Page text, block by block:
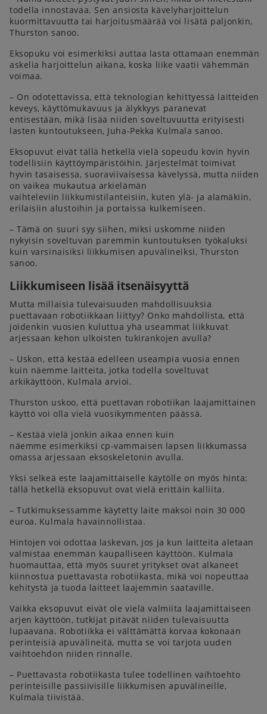
todella innostavaa. Sen ansiosta kävelyharjoittelun
kuormittavuutta tai harjoitusmäärää voi lisätä paljonkin,
Thurston sanoo.
Eksopuku voi esimerkiksi auttaa lasta ottamaan enemmän
askelia harjoittelun aikana, koska liike vaatii vähemmän
voimaa.
– On odotettavissa, että teknologian kehittyessä laitteiden
keveys, käyttömukavuus ja älykkyys paranevat
entisestään, mikä lisää niiden soveltuvuutta erityisesti
lasten kuntoutukseen, Juha-Pekka Kulmala sanoo.
Eksopuvut eivät tällä hetkellä vielä sopeudu kovin hyvin
todellisiin käyttöympäristöihin. Järjestelmät toimivat
hyvin tasaisessa, suoraviivaisessa kävelyssä, mutta niiden
on vaikea mukautua arkielämän
vaihteleviin liikkumistilanteisiin, kuten ylä- ja alamäkiin,
erilaisiin alustoihin ja portaissa kulkemiseen.
– Tämä on suuri syy siihen, miksi uskomme niiden
nykyisin soveltuvan paremmin kuntoutuksen työkaluksi
kuin varsinaisiksi liikkumisen apuvälineiksi, Thurston
sanoo.
Liikkumiseen lisää itsenäisyyttä
Mutta millaisia tulevaisuuden mahdollisuuksia
puettavaan robotiikkaan liittyy? Onko mahdollista, että
joidenkin vuosien kuluttua yhä useammat liikkuvat
arjessaan kehon ulkoisten tukirankojen avulla?
– Uskon, että kestää edelleen useampia vuosia ennen
kuin näemme laitteita, jotka todella soveltuvat
arkikäyttöön, Kulmala arvioi.
Thurston uskoo, että puettavan robotiikan laajamittainen
käyttö voi olla vielä vuosikymmenten päässä.
– Kestää vielä jonkin aikaa ennen kuin
näemme esimerkiksi cp-vammaisen lapsen liikkumassa
omassa arjessaan eksoskeletonin avulla.
Yksi selkeä este laajamittaiselle käytölle on myös hinta:
tällä hetkellä eksopuvut ovat vielä erittäin kalliita.
– Tutkimuksessamme käytetty laite maksoi noin 30 000
euroa, Kulmala havainnollistaa.
Hintojen voi odottaa laskevan, jos ja kun laitteita aletaan
valmistaa enemmän kaupalliseen käyttöön. Kulmala
huomauttaa, että myös suuret yritykset ovat alkaneet
kiinnostua puettavasta robotiikasta, mikä voi nopeuttaa
kehitystä ja tuoda laitteet laajemmin saataville.
Vaikka eksopuvut eivät ole vielä valmiita laajamittaiseen
arjen käyttöön, tutkijat pitävät niiden tulevaisuutta
lupaavana. Robotiikka ei välttämättä korvaa kokonaan
perinteisiä apuvälineitä, mutta se voi tarjota uuden
vaihtoehdon niiden rinnalle.
– Puettavasta robotiikasta tulee todellinen vaihtoehto
perinteisille passiivisille liikkumisen apuvälineille,
Kulmala tiivistää.